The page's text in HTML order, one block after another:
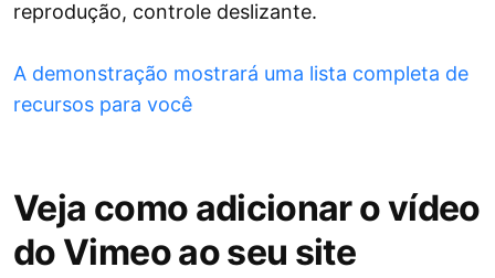
reprodução, controle deslizante.
A demonstração mostrará uma lista completa de
recursos para você
Veja como adicionar o vídeo
do Vimeo ao seu site